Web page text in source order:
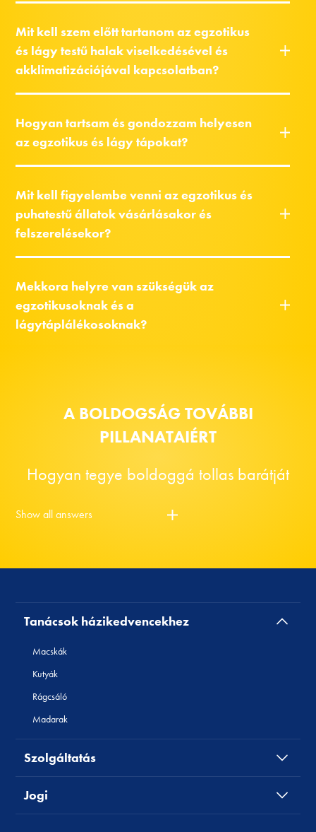
Mit kell szem előtt tartanom az egzotikus
és lágy testű halak viselkedésével és
akklimatizációjával kapcsolatban?
Hogyan tartsam és gondozzam helyesen
az egzotikus és lágy tápokat?
Mit kell figyelembe venni az egzotikus és
puhatestű állatok vásárlásakor és
felszerelésekor?
Mekkora helyre van szükségük az
egzotikusoknak és a
lágytáplálékosoknak?
A BOLDOGSÁG TOVÁBBI
PILLANATAIÉRT
Hogyan tegye boldoggá tollas barátját
Show all answers
Tanácsok házikedvencekhez
Macskák
Kutyák
Rágcsáló
Madarak
Szolgáltatás
Jogi